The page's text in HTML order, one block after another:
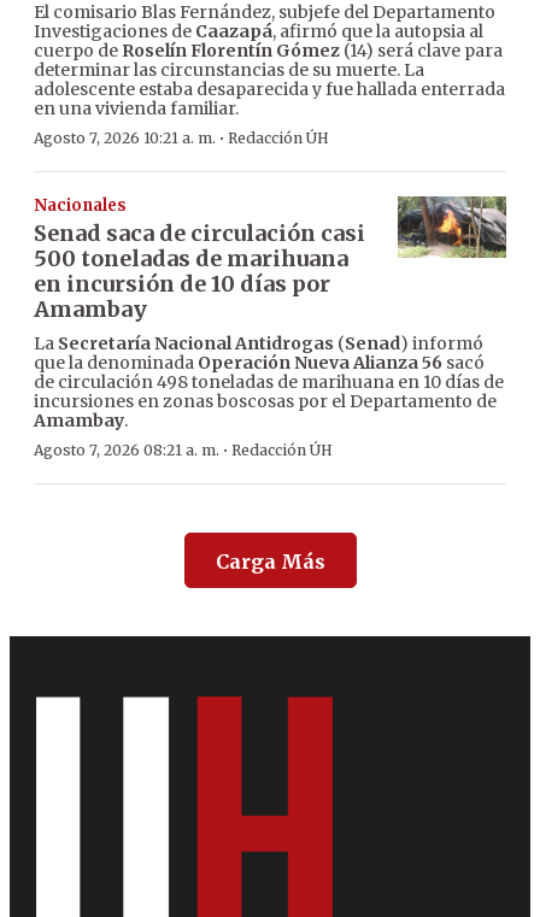
El comisario Blas Fernández, subjefe del Departamento
Investigaciones de Caazapá, afirmó que la autopsia al
cuerpo de Roselín Florentín Gómez (14) será clave para
determinar las circunstancias de su muerte. La
adolescente estaba desaparecida y fue hallada enterrada
en una vivienda familiar.
Agosto 7, 2026 10:21 a. m. · Redacción ÚH
Nacionales
Senad saca de circulación casi
500 toneladas de marihuana
en incursión de 10 días por
Amambay
La Secretaría Nacional Antidrogas (Senad) informó
que la denominada Operación Nueva Alianza 56 sacó
de circulación 498 toneladas de marihuana en 10 días de
incursiones en zonas boscosas por el Departamento de
Amambay.
Agosto 7, 2026 08:21 a. m. · Redacción ÚH
Carga Más